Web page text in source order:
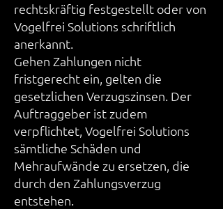
rechtskräftig festgestellt oder von
Vogelfrei Solutions schriftlich
anerkannt.
Gehen Zahlungen nicht
fristgerecht ein, gelten die
gesetzlichen Verzugszinsen. Der
Auftraggeber ist zudem
verpflichtet, Vogelfrei Solutions
sämtliche Schäden und
Mehraufwände zu ersetzen, die
durch den Zahlungsverzug
entstehen.